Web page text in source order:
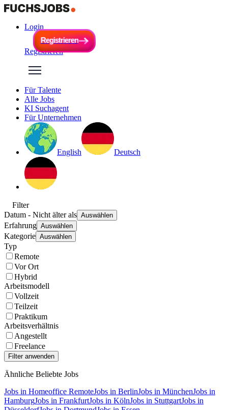
Login
Registrieren
Registrieren
Registrieren
Für Talente
Alle Jobs
KI Suchagent
Für Unternehmen
English Deutsch
Filter
Datum - Nicht älter als Auswählen
Erfahrung Auswählen
Kategorie Auswählen
Typ
Remote
Vor Ort
Hybrid
Arbeitsmodell
Vollzeit
Teilzeit
Praktikum
Arbeitsverhältnis
Angestellt
Freelance
Ähnliche Beliebte Jobs
Jobs in Homeoffice RemoteJobs in BerlinJobs in MünchenJobs in
HamburgJobs in FrankfurtJobs in KölnJobs in StuttgartJobs in